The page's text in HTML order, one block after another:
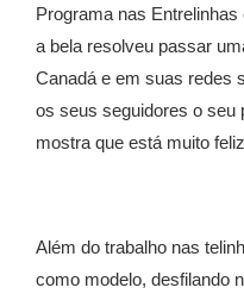
Programa nas
a bela resolveu passar
Canadá e em suas redes
os seus seguidores o seu
mostra que está muito
Além do trabalho nas
como modelo, desfilando